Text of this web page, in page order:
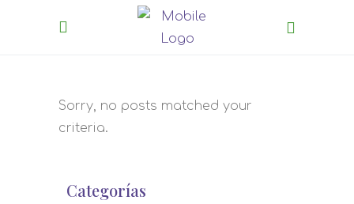
Sorry, no posts matched your
criteria.
Categorías